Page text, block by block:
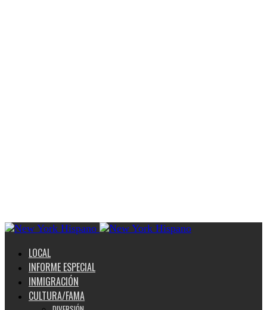
LOCAL
INFORME ESPECIAL
INMIGRACIÓN
CULTURA/FAMA